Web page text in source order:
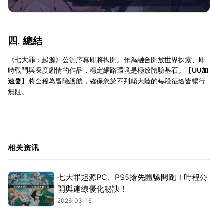
四. 總結
《七大罪：起源》公測序幕即將揭開。作為融合開放世界探索、即
時戰鬥與深度劇情的作品，穩定網路環境是極致體驗基石。【UU加
速器】將全程為冒險護航，確保您於不列顛大陸的每段征途皆暢行
無阻。
相关资讯
七大罪起源PC、PS5搶先體驗開跑！時程公
開與連線優化秘訣！
2026-03-16